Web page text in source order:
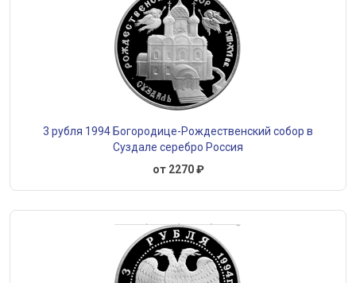
3 рубля 1994 Богородице-Рождественский собор в
Суздале серебро Россия
от 2270 ₽